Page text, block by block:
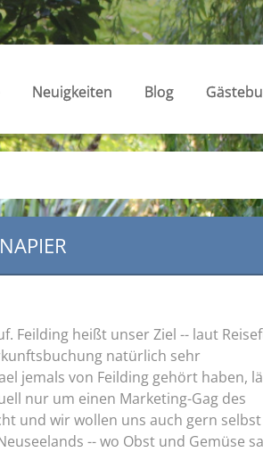
Neuigkeiten Blog
Feilding heißt unser Ziel -- laut
natürlich sehr
jemals von Feilding gehört haben,
nur um einen Marketing-Gag des
und wir wollen uns auch gern
-- wo Obst und Gemüse